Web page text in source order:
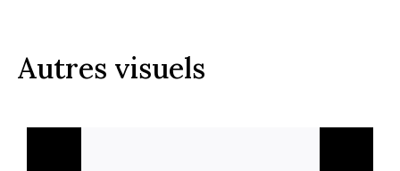
Autres visuels